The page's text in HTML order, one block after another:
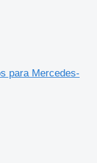
para Mercedes-